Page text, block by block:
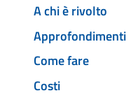
A chi è rivolto
Approfondimenti
Come fare
Costi